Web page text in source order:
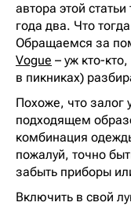
автора этой
года два. Что
Обращаемся за
Vogue – уж кто-
в пикниках)
Похоже, что залог
подходящем
комбинация
пожалуй, точно
забыть приборы
Включить в свой